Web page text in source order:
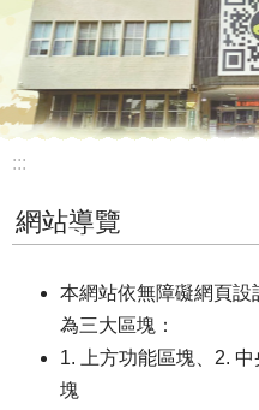
:::
網站導覽
本網站依無障礙網頁設
為三大區塊：
1. 上方功能區塊、2.
塊